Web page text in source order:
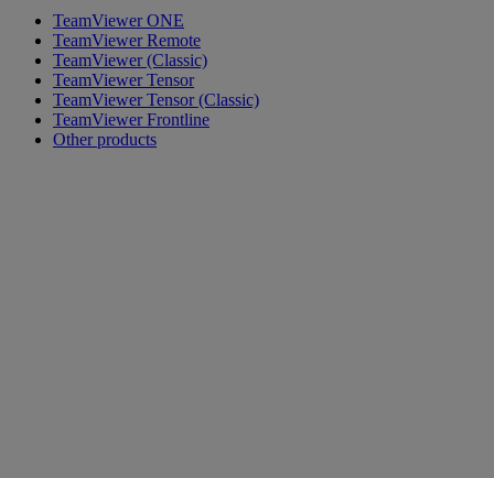
TeamViewer ONE
TeamViewer Remote
TeamViewer (Classic)
TeamViewer Tensor
TeamViewer Tensor (Classic)
TeamViewer Frontline
Other products